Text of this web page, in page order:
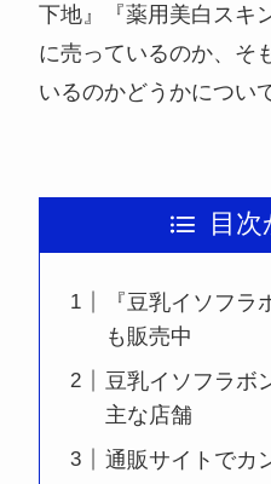
下地』『薬用美白スキ
に売っているのか、そ
いるのかどうかについ
目
『豆乳イソフ
も販売中
豆乳イソフラボ
主な店舗
通販サイトでカ